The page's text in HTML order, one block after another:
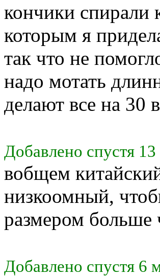
кончики спирали
которым я
так что не
надо мотать
делают все на 30
Добавлено спустя
вобщем
низкоомный,
размером больше
Добавлено спустя 6